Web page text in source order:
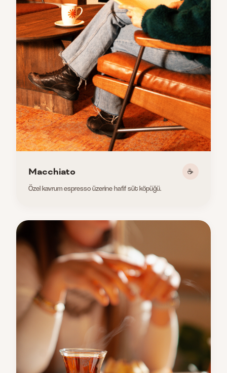
Macchiato
☕
Özel kavrum espresso üzerine hafif süt köpüğü.